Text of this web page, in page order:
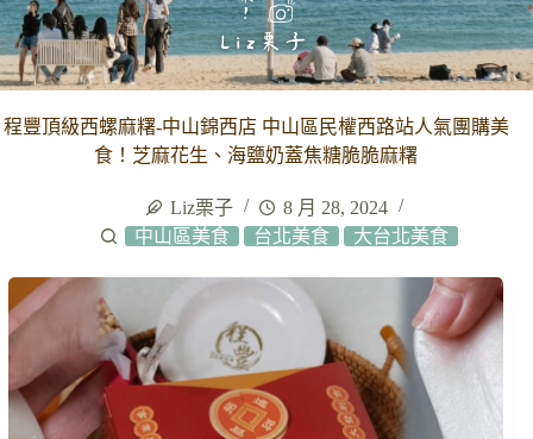
程豐頂級西螺麻糬-中山錦西店 中山區民權西路站人氣團購美
食！芝麻花生、海鹽奶蓋焦糖脆脆麻糬
Liz栗子
8 月 28, 2024
中山區美食
台北美食 大台北美食